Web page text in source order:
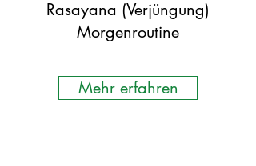
Rasayana (Verjüngung)
Morgenroutine
Mehr erfahren